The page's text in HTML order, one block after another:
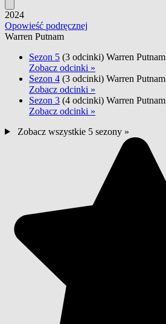
2024
Opowieść podręcznej
Warren Putnam
Sezon 5 (3 odcinki) Warren Putnam
Zobacz odcinki »
Sezon 4 (3 odcinki) Warren Putnam
Zobacz odcinki »
Sezon 3 (4 odcinki) Warren Putnam
Zobacz odcinki »
Zobacz wszystkie 5 sezony »